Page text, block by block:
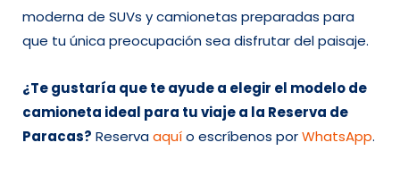
moderna de SUVs y camionetas preparadas para
que tu única preocupación sea disfrutar del paisaje.
¿Te gustaría que te ayude a elegir el modelo de
camioneta ideal para tu viaje a la Reserva de
Paracas? Reservaaquío escríbenos porWhatsApp.